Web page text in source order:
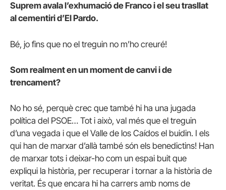
Suprem avala l’exhumació de Franco i el seu trasllat
al cementiri d’El Pardo.
Bé, jo fins que no el treguin no m’ho creuré!
Som realment en un moment de canvi i de
trencament?
No ho sé, perquè crec que també hi ha una jugada
política del PSOE… Tot i això, val més que el treguin
d’una vegada i que el Valle de los Caídos el buidin. I els
qui han de marxar d’allà també són els benedictins! Han
de marxar tots i deixar-ho com un espai buit que
expliqui la història, per recuperar i tornar a la història de
veritat. És que encara hi ha carrers amb noms de